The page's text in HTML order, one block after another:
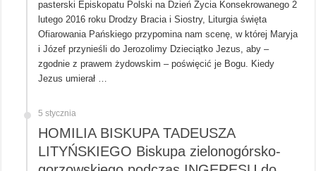
pasterski Episkopatu Polski na Dzień Życia Konsekrowanego 2
lutego 2016 roku Drodzy Bracia i Siostry, Liturgia święta
Ofiarowania Pańskiego przypomina nam scenę, w której Maryja
i Józef przynieśli do Jerozolimy Dzieciątko Jezus, aby –
zgodnie z prawem żydowskim – poświęcić je Bogu. Kiedy
Jezus umierał …
5 stycznia
HOMILIA BISKUPA TADEUSZA
LITYŃSKIEGO Biskupa zielonogórsko-